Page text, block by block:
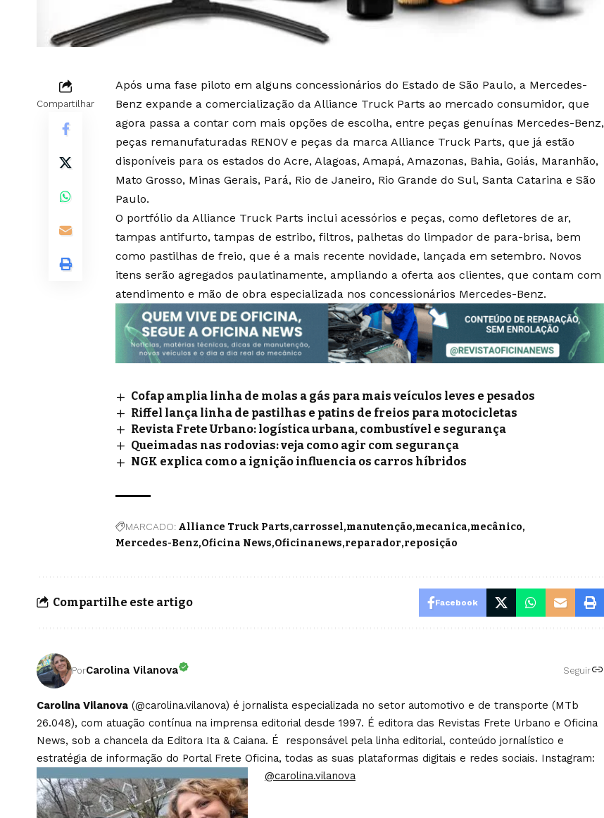
Compartilhar
Após uma fase piloto em alguns concessionários do Estado de São Paulo, a Mercedes-
Benz expande a comercialização da Alliance Truck Parts ao mercado consumidor, que
agora passa a contar com mais opções de escolha, entre peças genuínas Mercedes-Benz,
peças remanufaturadas RENOV e peças da marca Alliance Truck Parts, que já estão
disponíveis para os estados do Acre, Alagoas, Amapá, Amazonas, Bahia, Goiás, Maranhão,
Mato Grosso, Minas Gerais, Pará, Rio de Janeiro, Rio Grande do Sul, Santa Catarina e São
Paulo.
O portfólio da Alliance Truck Parts inclui acessórios e peças, como defletores de ar,
tampas antifurto, tampas de estribo, filtros, palhetas do limpador de para-brisa, bem
como pastilhas de freio, que é a mais recente novidade, lançada em setembro. Novos
itens serão agregados paulatinamente, ampliando a oferta aos clientes, que contam com
atendimento e mão de obra especializada nos concessionários Mercedes-Benz.
Cofap amplia linha de molas a gás para mais veículos leves e pesados
Riffel lança linha de pastilhas e patins de freios para motocicletas
Revista Frete Urbano: logística urbana, combustível e segurança
Queimadas nas rodovias: veja como agir com segurança
NGK explica como a ignição influencia os carros híbridos
MARCADO: Alliance Truck Parts carrossel manutenção mecanica mecânico
Mercedes-Benz Oficina News Oficinanews reparador reposição
Compartilhe este artigo Facebook
PorCarolina Vilanova Seguir
Carolina Vilanova (@carolina.vilanova) é jornalista especializada no setor automotivo e de transporte (MTb
26.048), com atuação contínua na imprensa editorial desde 1997. É editora das Revistas Frete Urbano e Oficina
News, sob a chancela da Editora Ita & Caiana. É responsável pela linha editorial, conteúdo jornalístico e
estratégia de informação do Portal Frete Oficina, todas as suas plataformas digitais e redes sociais. Instagram:
@carolina.vilanova